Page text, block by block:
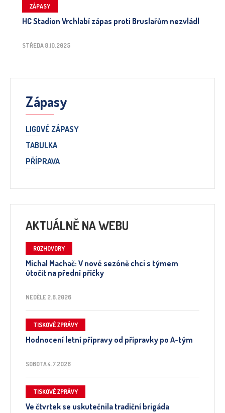
ZÁPASY
HC Stadion Vrchlabí zápas proti Bruslařům nezvládl
STŘEDA 8.10.2025
Zápasy
LIGOVÉ ZÁPASY
TABULKA
PŘÍPRAVA
AKTUÁLNĚ NA WEBU
ROZHOVORY
Michal Machač: V nové sezóně chci s týmem
útočit na přední příčky
NEDĚLE 2.8.2026
TISKOVÉ ZPRÁVY
Hodnocení letní přípravy od přípravky po A-tým
SOBOTA 4.7.2026
TISKOVÉ ZPRÁVY
Ve čtvrtek se uskutečnila tradiční brigáda